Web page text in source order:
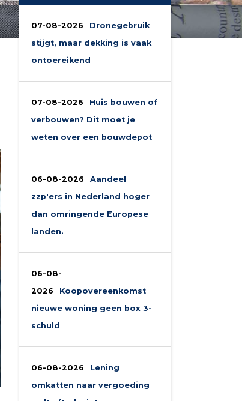
07-08-2026
Dronegebruik
stijgt, maar dekking is vaak
ontoereikend
07-08-2026
Huis bouwen of
verbouwen? Dit moet je
weten over een bouwdepot
06-08-2026
Aandeel
zzp'ers in Nederland hoger
dan omringende Europese
landen.
06-08-
2026
Koopovereenkomst
nieuwe woning geen box 3-
schuld
06-08-2026
Lening
omkatten naar vergoeding